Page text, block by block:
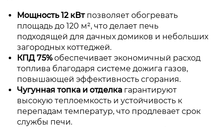
Мощность 12 кВтпозволяет обогревать
площадь до 120 м², что делает печь
подходящей для дачных домиков и небольших
загородных коттеджей.
КПД 75%обеспечивает экономичный расход
топлива благодаря системе дожига газов,
повышающей эффективность сгорания.
Чугунная топка и отделка гарантируют
высокую теплоемкость и устойчивость к
перепадам температур, что продлевает срок
службы печи.